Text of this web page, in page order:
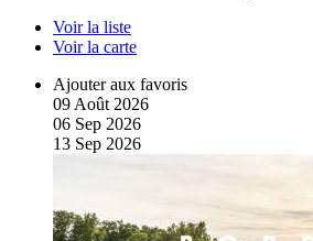
Voir la liste
Voir la carte
Ajouter aux favoris
09 Août 2026
06 Sep 2026
13 Sep 2026